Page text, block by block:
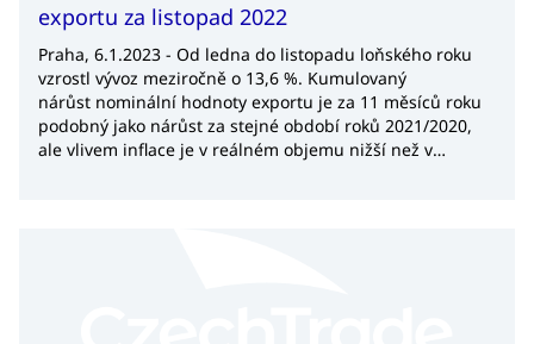
exportu za listopad 2022
Praha, 6.1.2023 - Od ledna do listopadu loňského roku
vzrostl vývoz meziročně o 13,6 %. Kumulovaný
nárůst nominální hodnoty exportu je za 11 měsíců roku
podobný jako nárůst za stejné období roků 2021/2020,
ale vlivem inflace je v reálném objemu nižší než v